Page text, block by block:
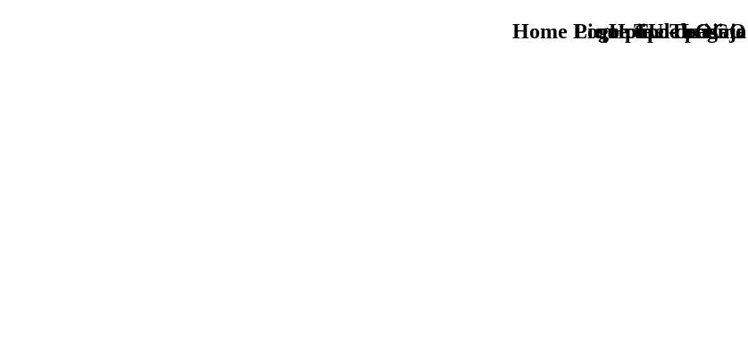
TU - LOGO
que tipo de viaje
Home Logo pie de página
Pie Home Turismo